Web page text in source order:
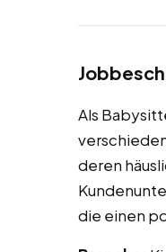
Als
deren
die einen